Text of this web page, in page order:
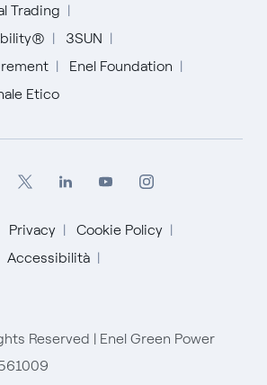
Trading
3SUN
Enel Foundation
Etico
Privacy
Cookie Policy
Accessibilità
Reserved | Enel Green Power